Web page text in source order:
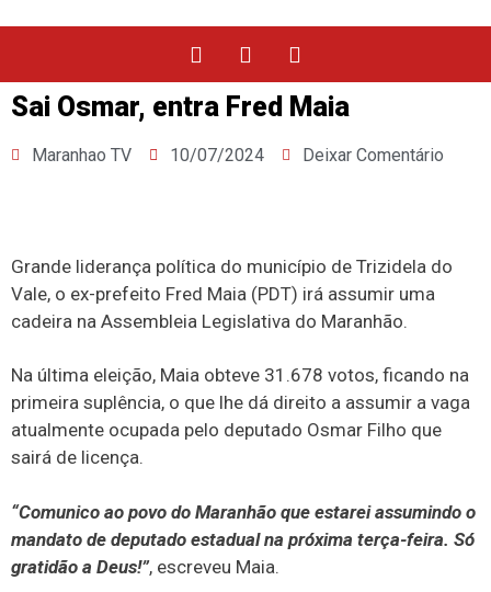
Sai Osmar, entra Fred Maia
Maranhao TV 10/07/2024 Deixar Comentário
Grande liderança política do município de Trizidela do
Vale, o ex-prefeito Fred Maia (PDT) irá assumir uma
cadeira na Assembleia Legislativa do Maranhão.
Na última eleição, Maia obteve 31.678 votos, ficando na
primeira suplência, o que lhe dá direito a assumir a vaga
atualmente ocupada pelo deputado Osmar Filho que
sairá de licença.
“Comunico ao povo do Maranhão que estarei assumindo o
mandato de deputado estadual na próxima terça-feira. Só
gratidão a Deus!”, escreveu Maia.